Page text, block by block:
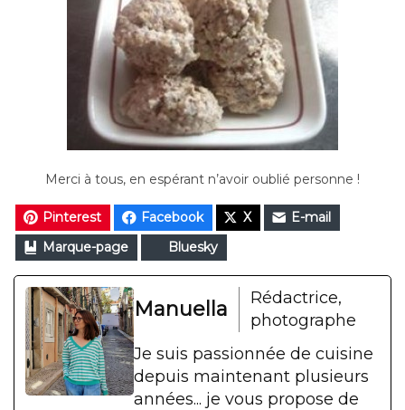
Merci à tous, en espérant n’avoir oublié personne !
Pinterest Facebook X
E-mail
Marque-page
Bluesky
Manuella
Rédactrice,
photographe
Je suis passionnée de cuisine
depuis maintenant plusieurs
années... je vous propose de